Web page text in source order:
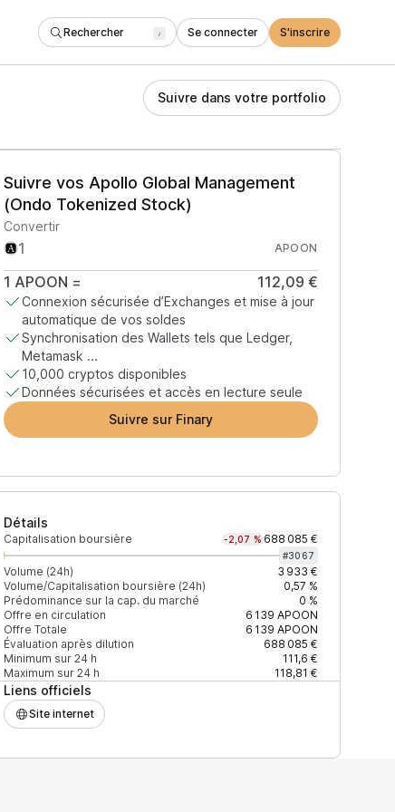
Rechercher / Se connecter S'inscrire
Suivre dans votre portfolio
Suivre vos Apollo Global Management
(Ondo Tokenized Stock)
Convertir
APOON
1 APOON = 112,09 €
Connexion sécurisée d’Exchanges et mise à jour
automatique de vos soldes
Synchronisation des Wallets tels que Ledger,
Metamask ...
10,000 cryptos disponibles
Données sécurisées et accès en lecture seule
Suivre sur Finary
Détails
Capitalisation boursière -2,07 % 688 085 €
#3067
Volume (24h)
3 933 €
Volume/Capitalisation boursière (24h)
0,57 %
Prédominance sur la cap. du marché
0 %
Offre en circulation
6 139 APOON
Offre Totale
6 139 APOON
Évaluation après dilution
688 085 €
Minimum sur 24 h
111,6 €
Maximum sur 24 h
118,81 €
Liens officiels
Site internet